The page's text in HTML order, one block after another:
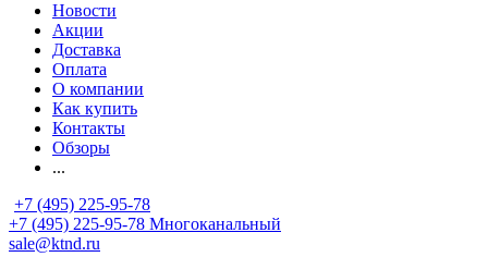
Новости
Акции
Доставка
Оплата
О компании
Как купить
Контакты
Обзоры
...
+7 (495) 225-95-78
+7 (495) 225-95-78 Многоканальный
sale@ktnd.ru